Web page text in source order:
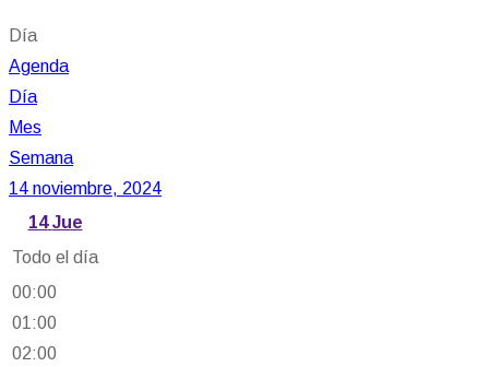
Día
Agenda
Día
Mes
Semana
14 noviembre, 2024
14 Jue
Todo el día
00:00
01:00
02:00